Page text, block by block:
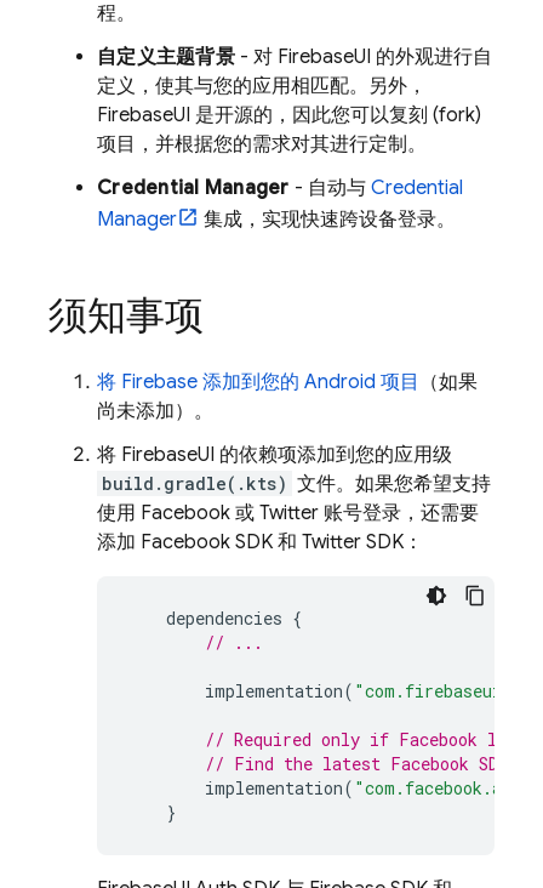
程。
自定义主题背景- 对 FirebaseUI 的外观进行自
定义，使其与您的应用相匹配。另外，
FirebaseUI 是开源的，因此您可以复刻 (fork)
项目，并根据您的需求对其进行定制。
Credential Manager - 自动与 Credential
Manager
集成，实现快速跨设备登录。
须知事项
将 Firebase 添加到您的 Android 项目
（如果
尚未添加）。
将 FirebaseUI 的依赖项添加到您的应用级
build.gradle(.kts) 文件。如果您希望支持
使用 Facebook 或 Twitter 账号登录，还需要
添加 Facebook SDK 和 Twitter SDK：
dependencies {
// ...
implementation(
// Required only if Facebook
// Find the latest Facebook SDK
implementation(
}